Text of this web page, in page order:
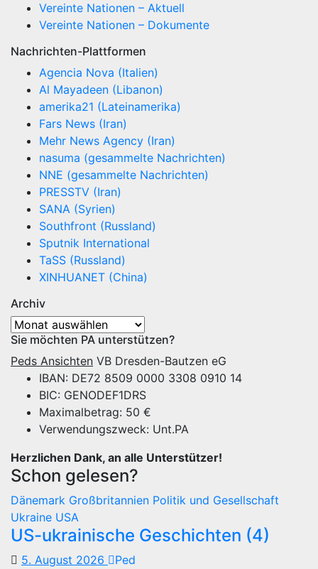
Vereinte Nationen – Aktuell
Vereinte Nationen – Dokumente
Nachrichten-Plattformen
Agencia Nova (Italien)
Al Mayadeen (Libanon)
amerika21 (Lateinamerika)
Fars News (Iran)
Mehr News Agency (Iran)
nasuma (gesammelte Nachrichten)
NNE (gesammelte Nachrichten)
PRESSTV (Iran)
SANA (Syrien)
Southfront (Russland)
Sputnik International
TaSS (Russland)
XINHUANET (China)
Archiv
Archiv
Sie möchten PA unterstützen?
Peds Ansichten VB Dresden-Bautzen eG
IBAN: DE72 8509 0000 3308 0910 14
BIC: GENODEF1DRS
Maximalbetrag: 50 €
Verwendungszweck: Unt.PA
Herzlichen Dank, an alle Unterstützer!
Schon gelesen?
Dänemark Großbritannien Politik und Gesellschaft
Ukraine USA
US-ukrainische Geschichten (4)
5. August 2026
Ped